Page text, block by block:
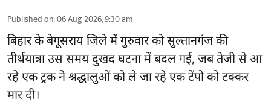
Published on:06 Aug 2026, 9:30 am
बिहारके बेगूसराय जिले में गुरुवार को सुल्तानगंज की
तीर्थयात्रा उस समय दुखद घटना में बदल गई, जब तेजी से आ
रहे एक ट्रक ने श्रद्धालुओं को ले जा रहे एक टेंपो को टक्कर
मार दी।